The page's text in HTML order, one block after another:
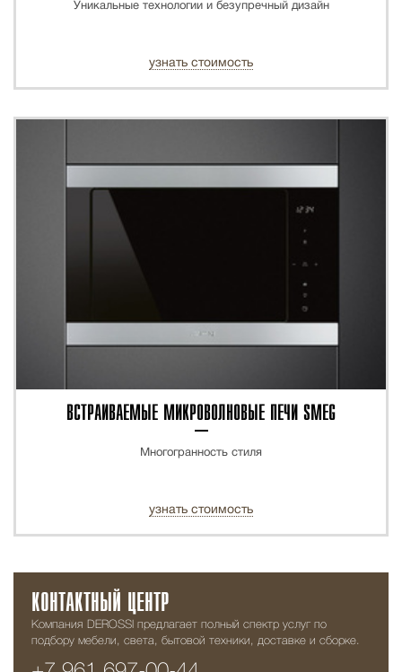
Уникальные технологии и безупречный дизайн
узнать стоимость
ВСТРАИВАЕМЫЕ МИКРОВОЛНОВЫЕ ПЕЧИ SMEG
Многогранность стиля
узнать стоимость
КОНТАКТНЫЙ ЦЕНТР
Компания DEROSSI предлагает полный спектр услуг по
подбору мебели, света, бытовой техники, доставке и сборке.